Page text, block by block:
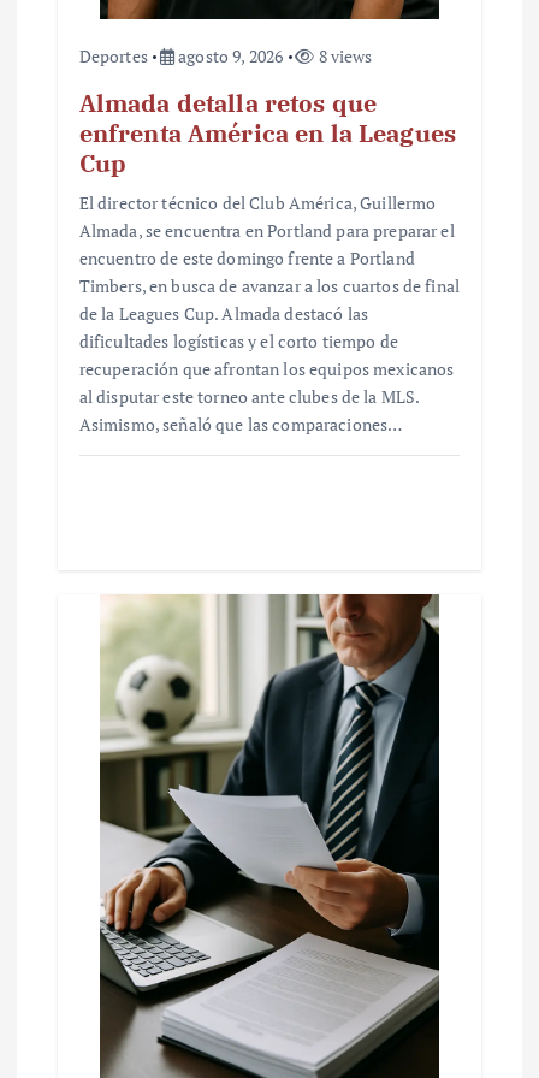
Deportes agosto 9, 2026 8 views
Almada detalla retos que
enfrenta América en la Leagues
Cup
El director técnico del Club América, Guillermo
Almada, se encuentra en Portland para preparar el
encuentro de este domingo frente a Portland
Timbers, en busca de avanzar a los cuartos de final
de la Leagues Cup. Almada destacó las
dificultades logísticas y el corto tiempo de
recuperación que afrontan los equipos mexicanos
al disputar este torneo ante clubes de la MLS.
Asimismo, señaló que las comparaciones…